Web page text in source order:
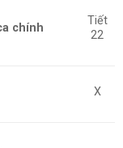
chính
Tiết
22
X